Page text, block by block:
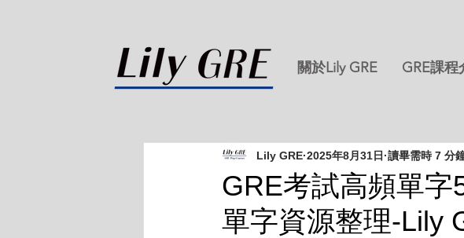
關於Lily GRE GRE課程
GRE考試高頻單
單字資源整理-Lily
Lily GRE 2025年8月31日 讀畢需時 7 分